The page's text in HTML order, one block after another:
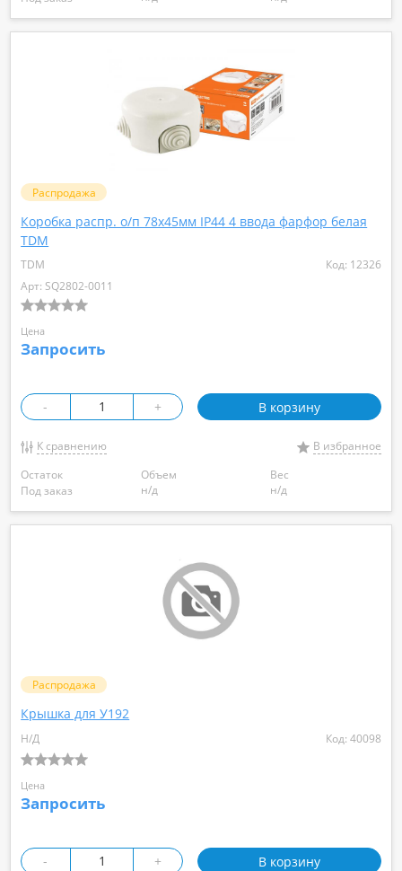
Распродажа
Коробка распр. о/п 78х45мм IP44 4 ввода фарфор белая
TDM
TDM
Код: 12326
Арт: SQ2802-0011
Цена
Запросить
- + В корзину
К сравнению
В избранное
Остаток
Под заказ
Объем
н/д
Вес
н/д
Распродажа
Крышка для У192
Н/Д Код: 40098
Цена
Запросить
- + В корзину